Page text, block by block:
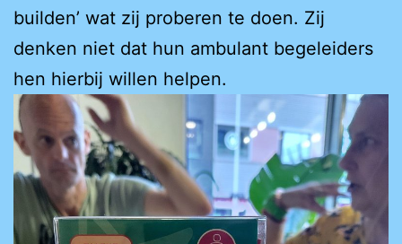
builden’ wat zij proberen te doen. Zij
denken niet dat hun ambulant begeleiders
hen hierbij willen helpen.